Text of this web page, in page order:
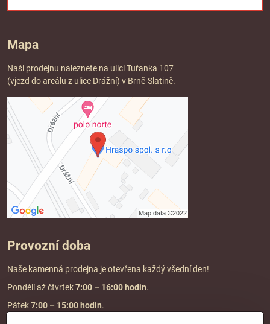
Mapa
Naši prodejnu naleznete na ulici Tuřanka 107
(vjezd do areálu z ulice Drážní) v Brně-Slatině.
Provozní doba
Naše kamenná prodejna je otevřena každý všední den!
Pondělí až čtvrtek7:00 – 16:00 hodin.
Pátek7:00 – 15:00 hodin.